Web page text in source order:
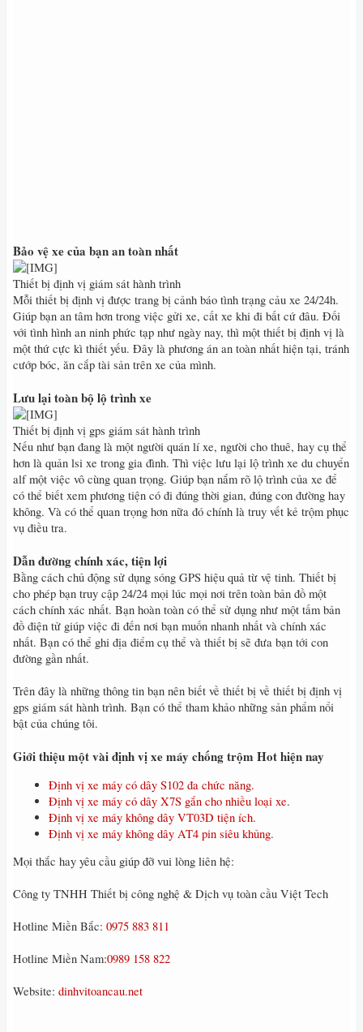
Bảo vệ xe của bạn an toàn nhất
Thiết bị định vị giám sát hành trình
Mỗi thiết bị định vị được trang bị cảnh báo tình trạng cảu xe 24/24h.
Giúp bạn an tâm hơn trong việc gửi xe, cất xe khi đi bất cứ đâu. Đối
với tình hình an ninh phức tạp như ngày nay, thì một thiết bị định vị là
một thứ cực kì thiết yếu. Đây là phương án an toàn nhất hiện tại, tránh
cướp bóc, ăn cắp tài sản trên xe của mình.
Lưu lại toàn bộ lộ trình xe
Thiết bị định vị gps giám sát hành trình
Nếu như bạn đang là một người quán lí xe, người cho thuê, hay cụ thể
hơn là quản lsi xe trong gia đình. Thì việc lưu lại lộ trình xe du chuyển
alf một việc vô cùng quan trọng. Giúp bạn nắm rõ lộ trình của xe để
có thể biết xem phương tiện có đi đúng thời gian, đúng con đường hay
không. Và có thể quan trọng hơn nữa đó chính là truy vết kẻ trộm phục
vụ điều tra.
Dẫn đường chính xác, tiện lợi
Bằng cách chủ động sử dụng sóng GPS hiệu quả từ vệ tinh. Thiết bị
cho phép bạn truy cập 24/24 mọi lúc mọi nơi trên toàn bản đồ một
cách chính xác nhất. Bạn hoàn toàn có thể sử dụng như một tấm bản
đồ điện tử giúp việc đi đến nơi bạn muốn nhanh nhất và chính xác
nhất. Bạn có thể ghi địa điểm cụ thể và thiết bị sẽ đưa bạn tới con
đường gần nhất.
Trên đây là những thông tin bạn nên biết về thiết bị về thiết bị định vị
gps giám sát hành trình. Bạn có thể tham khảo những sản phẩm nổi
bật của chúng tôi.
Giới thiệu một vài định vị xe máy chống trộm Hot hiện nay
Định vị xe máy có dây S102 đa chức năng.
Định vị xe máy có dây X7S gắn cho nhiều loại xe.
Định vị xe máy không dây VT03D tiện ích.
Định vị xe máy không dây AT4 pin siêu khủng.
Mọi thắc hay yêu cầu giúp đỡ vui lòng liên hệ:
Công ty TNHH Thiết bị công nghệ & Dịch vụ toàn cầu Việt Tech
Hotline Miền Bắc: 0975 883 811
Hotline Miền Nam:0989 158 822
Website: dinhvitoancau.net